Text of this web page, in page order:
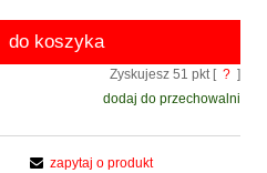
do koszyka
Zyskujesz 51 pkt [ ? ]
dodaj do przechowalni
zapytaj o produkt